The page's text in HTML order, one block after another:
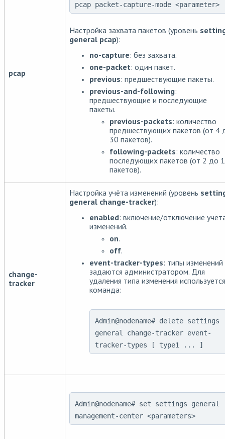
pcap
pcap packet-capture-mode <parameter>
Настройка захвата пакетов (уровень
general pcap):
no-capture: без захвата.
one-packet: один пакет.
previous: предшествующие пакеты.
previous-and-following:
предшествующие и последующие
пакеты.
previous-packets: количество
предшествующих пакетов (от 4
30 пакетов).
following-packets: количество
последующих пакетов (от 2 до
пакетов).
change-
tracker
Настройка учёта изменений (уровень
general change-tracker):
enabled: включение/отключение
изменений.
on.
off.
event-tracker-types: типы изменений
задаются администратором. Для
удаления типа изменения используется
команда:
Admin@nodename# delete settings
general change-tracker event-
tracker-types [ type1 ... ]
Admin@nodename# set settings general
management-center <parameters>